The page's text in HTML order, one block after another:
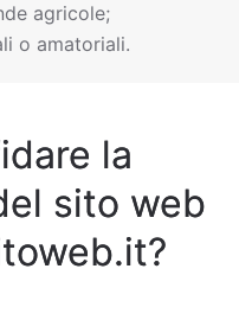
agricole;
o amatoriali.
la
sito web